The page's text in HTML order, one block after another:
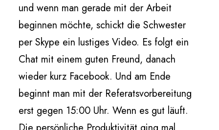
und wenn man gerade mit der Arbeit
beginnen möchte, schickt die Schwester
per Skype ein lustiges Video. Es folgt ein
Chat mit einem guten Freund, danach
wieder kurz Facebook. Und am Ende
beginnt man mit der Referatsvorbereitung
erst gegen 15:00 Uhr. Wenn es gut läuft.